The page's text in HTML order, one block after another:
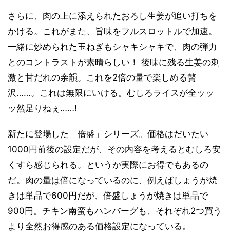
さらに、肉の上に添えられたおろし生姜が追い打ちを
かける。これがまた、旨味をフルスロットルで加速。
一緒に炒められた玉ねぎもシャキシャキで、肉の弾力
とのコントラストが素晴らしい！ 後味に残る生姜の刺
激と甘だれの余韻。これを2倍の量で楽しめる贅
沢……。これは無限にいける。むしろライスが全ッッ
ッ然足りねぇ……!
新たに登場した「倍盛」シリーズ。価格はだいたい
1000円前後の設定だが、その内容を考えるとむしろ安
くすら感じられる。というか実際にお得でもあるの
だ。肉の量は倍になっているのに、例えばしょうが焼
きは単品で600円だが、倍盛しょうが焼きは単品で
900円。チキン南蛮もハンバーグも、それぞれ2つ買う
より全然お得感のある価格設定になっている。